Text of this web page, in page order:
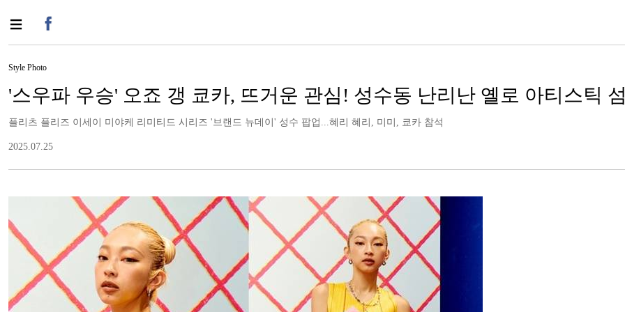
Style Photo
'스우파 우승' 오죠 갱 쿄카, 뜨거운 관심! 성수동 난리난 옐로 아티스틱
플리츠 플리즈 이세이 미야케 리미티드 시리즈 '브랜드 뉴데이' 성수 팝업...혜리 혜리, 미미, 쿄카 참석
2025.07.25